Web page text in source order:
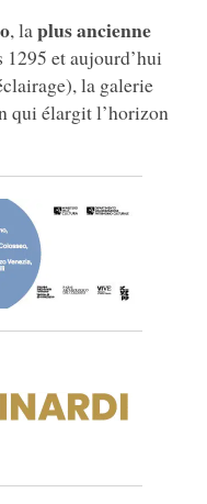
, laplus ancienne
et aujourd’hui
la galerie
qui élargit l’horizon